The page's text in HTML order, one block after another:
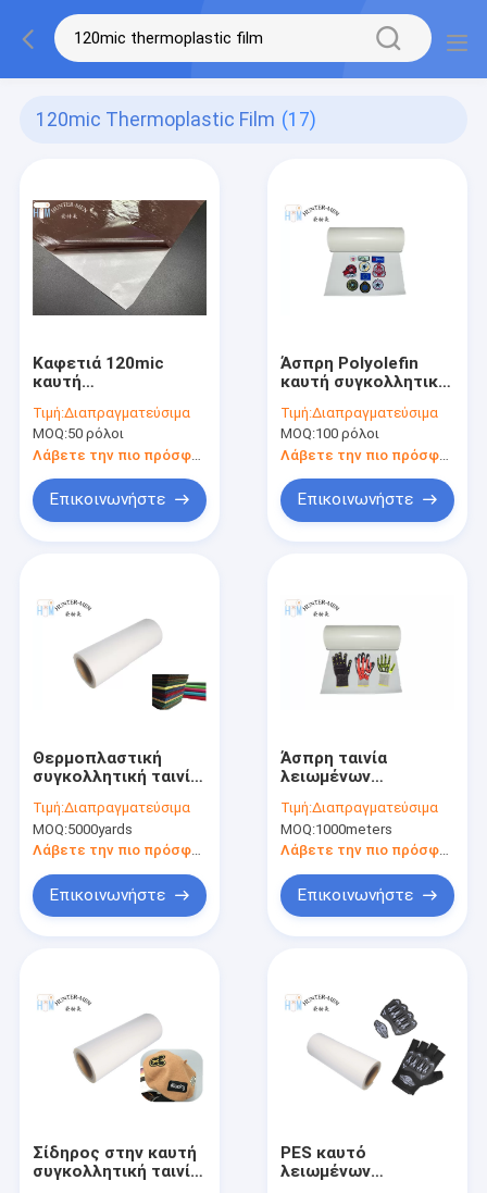
120mic Thermoplastic Film (17)
Καφετιά 120mic
καυτή
ταινία ταινιών
λειωμένων
μετάλλων
συγκολλητική για το
λειαντικό φραγμό
σφουγγαριών
Τιμή:Διαπραγματεύσιμα
MOQ:50 ρόλοι
Λάβετε την πιο πρόσφατη τιμή
Επικοινωνήστε
Άσπρη Polyolefin
καυτή συγκολλητική
μετάλλων 180 μικρό
για τα μπαλώματα
Τιμή:Διαπραγματεύσιμα
MOQ:100 ρόλοι
Επικοινωνήστε
Θερμοπλαστική
συγκολλητική ταινία
PA για τα νάυλον
υφάσματα
Τιμή:Διαπραγματεύσιμα
MOQ:5000yards
Λάβετε την πιο πρόσφατη τιμή
Επικοινωνήστε
Άσπρη ταινία
λειωμένων
καυτή για το ύφασμα
1.2g/M2 Eco φιλικό
Τιμή:Διαπραγματεύσιμα
MOQ:1000meters
Επικοινωνήστε
Σίδηρος στην καυτή
συγκολλητική ταινία
PES καυτό
λειωμένων